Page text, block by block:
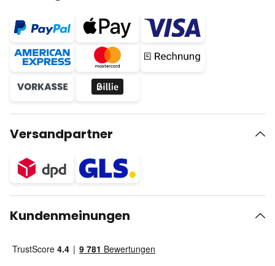
Versandpartner
Kundenmeinungen